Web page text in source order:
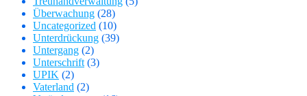
Überwachung (28)
Uncategorized (10)
Unterdrückung (39)
Untergang (2)
Unterschrift (3)
UPIK (2)
Vaterland (2)